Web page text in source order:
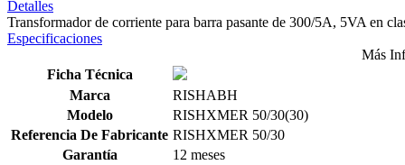
Detalles
Transformador de corriente para barra pasante de 300/5A, 5VA en
Especificaciones
Más
Ficha Técnica
Marca
RISHABH
Modelo
RISHXMER 50/30(30)
Referencia De Fabricante RISHXMER 50/30
Garantía
12 meses